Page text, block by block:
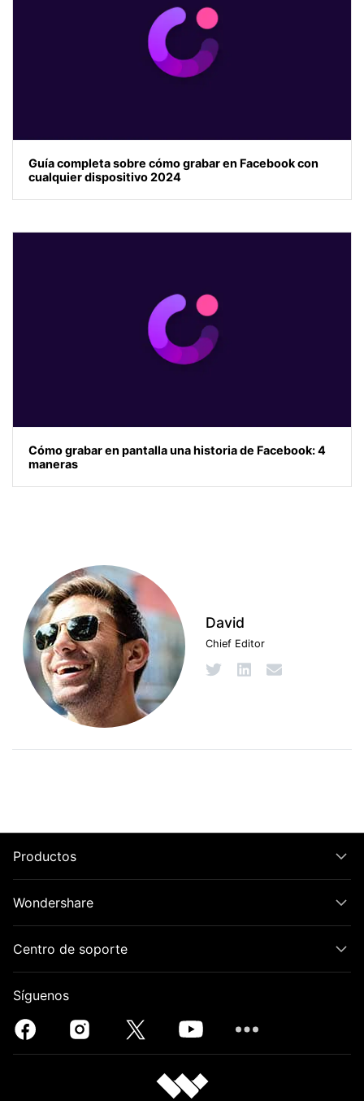
Guía completa sobre cómo grabar en Facebook con
cualquier dispositivo 2024
Cómo grabar en pantalla una historia de Facebook: 4
maneras
David
Chief Editor
Productos
Wondershare
Centro de soporte
Síguenos